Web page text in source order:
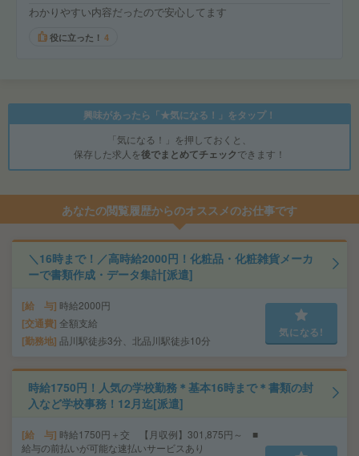
わかりやすい内容だったので安心してます
役に立った！ 4
興味があったら「★気になる！」をタップ！
「気になる！」を押しておくと、
保存した求人を後でまとめてチェックできます！
あなたの閲覧履歴からのオススメのお仕事です
＼16時まで！／高時給2000円！化粧品・化粧雑貨メーカ
ーで書類作成・データ集計[派遣]
給 与 時給2000円
交通費 全額支給
勤務地 品川駅徒歩3分、北品川駅徒歩10分
気になる!
時給1750円！人気の学校勤務＊基本16時まで＊書類の封
入など学校事務！12月迄[派遣]
給 与 時給1750円＋交 【月収例】301,875円～ ■
給与の前払いが可能な速払いサービスあり